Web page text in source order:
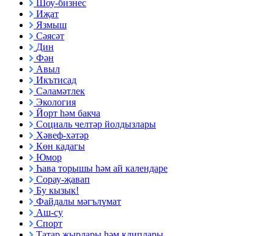
Шоу-бизнес
Иҗат
Язмыш
Сәясәт
Дин
Фән
Авыл
Икътисад
Сәламәтлек
Экология
Йорт һәм бакча
Социаль челтәр йолдызлары
Хәвеф-хәтәр
Көн кадагы
Юмор
Һава торышы һәм ай календаре
Сорау-җавап
Бу кызык!
Файдалы мәгълүмат
Аш-су
Спорт